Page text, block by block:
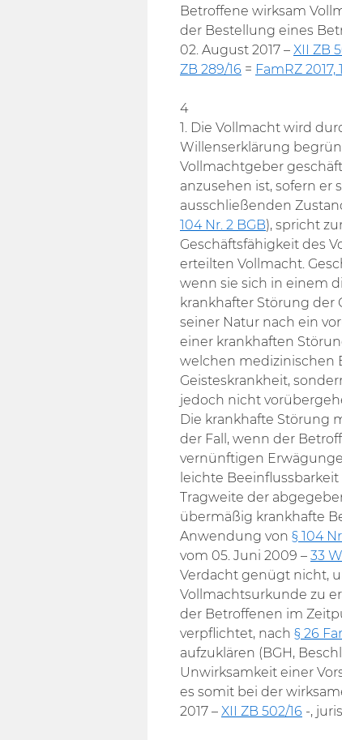
Betroffene wirksam
der Bestellung eines
02. August 2017 – XII ZB
ZB 289/16 = FamRZ 2017,
4
1. Die Vollmacht wird
Willenserklärung
Vollmachtgeber
anzusehen ist, sofern
ausschließenden
104 Nr. 2 BGB), spricht
Geschäftsfähigkeit des
erteilten Vollmacht.
wenn sie sich in einem
krankhafter Störung der
seiner Natur nach ein
einer krankhaften
welchen medizinischen
Geisteskrankheit,
jedoch nicht
Die krankhafte Störung
der Fall, wenn der
vernünftigen
leichte
Tragweite der
übermäßig krankhafte
Anwendung von § 104
vom 05. Juni 2009 – 33
Verdacht genügt nicht,
Vollmachtsurkunde zu
der Betroffenen im
verpflichtet, nach § 26
aufzuklären (BGH,
Unwirksamkeit einer
es somit bei der
2017 – XII ZB 502/16 -,